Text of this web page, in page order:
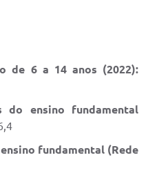
de 6 a 14 anos (2022):
do ensino fundamental
fundamental (Rede